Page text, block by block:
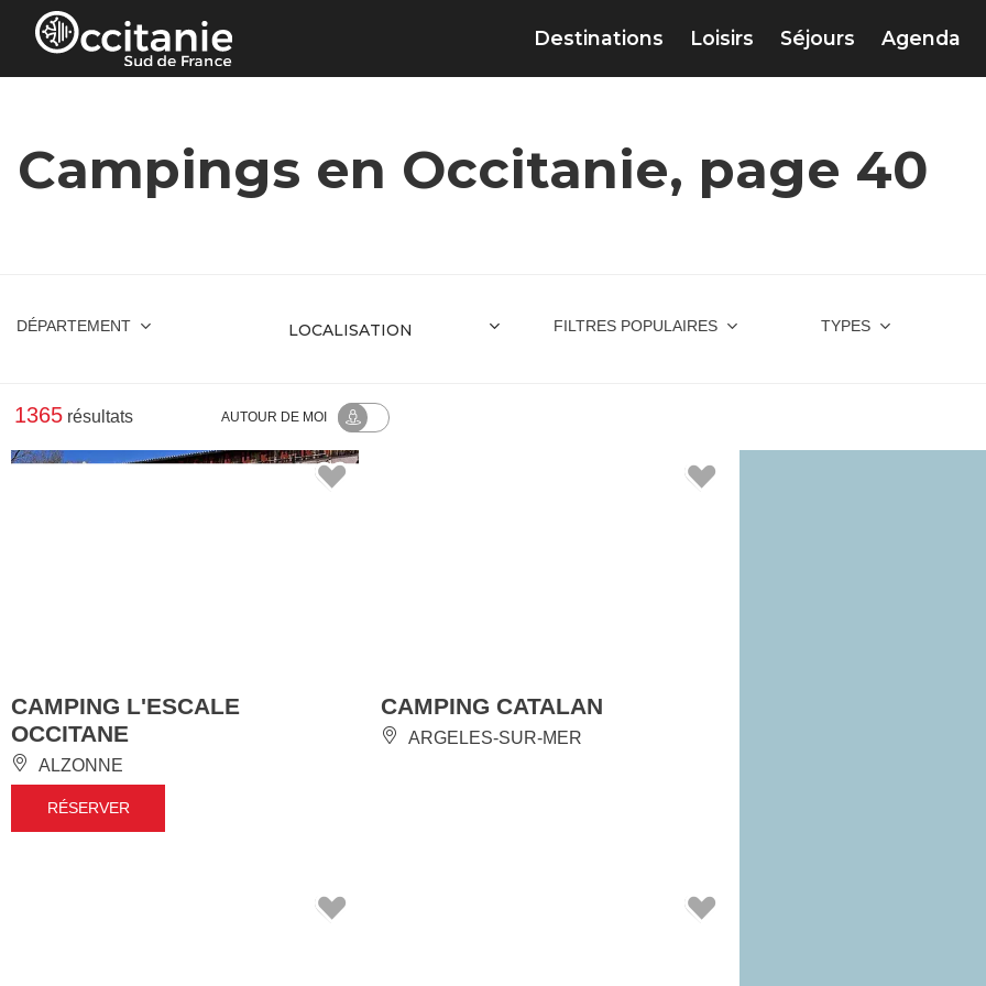
Panneau de gestion des cookies
Destinations Loisirs Séjours Agenda
Campings en Occitanie, page 40
DÉPARTEMENT FILTRES POPULAIRES TYPES
1365 résultats AUTOUR DE MOI
CAMPING L'ESCALE
OCCITANE
ALZONNE
RÉSERVER
CAMPING CATALAN
ARGELES-SUR-MER